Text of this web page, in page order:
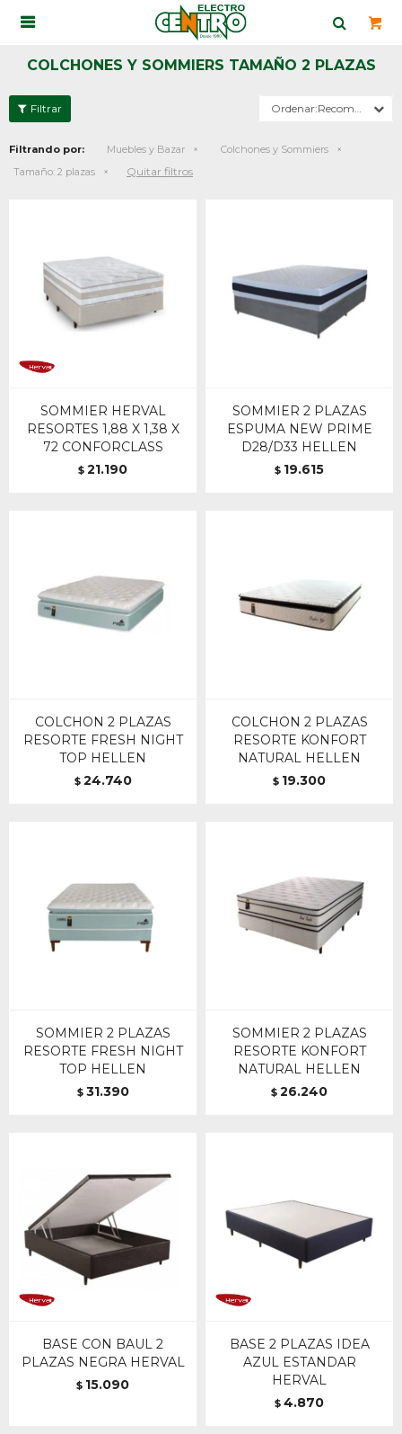

COLCHONES Y SOMMIERS TAMAÑO 2 PLAZAS
Recomendados
Filtrando por: Muebles y Bazar
Colchones y Sommiers
Tamaño: 2 plazas Quitar filtros
SOMMIER HERVAL
RESORTES 1,88 X 1,38 X
72 CONFORCLASS
$ 21.190
SOMMIER 2 PLAZAS
ESPUMA NEW PRIME
D28/D33 HELLEN
$ 19.615
COLCHON 2 PLAZAS
RESORTE FRESH NIGHT
TOP HELLEN
$ 24.740
COLCHON 2 PLAZAS
RESORTE KONFORT
NATURAL HELLEN
$ 19.300
SOMMIER 2 PLAZAS
RESORTE FRESH NIGHT
TOP HELLEN
$ 31.390
SOMMIER 2 PLAZAS
RESORTE KONFORT
NATURAL HELLEN
$ 26.240
BASE CON BAUL 2
PLAZAS NEGRA HERVAL
$ 15.090
BASE 2 PLAZAS IDEA
AZUL ESTANDAR
HERVAL
$ 4.870